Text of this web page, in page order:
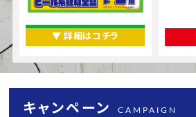
▼ 詳細はコチラ
キャンペーン CAMPAIGN